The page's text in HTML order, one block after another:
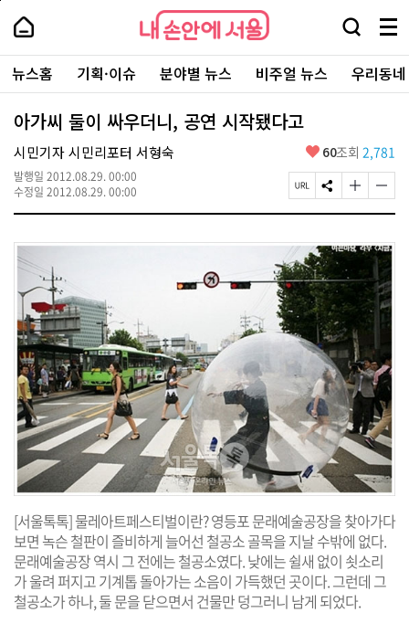
본
로
가
내
손
안
에
서
울
-
서
울
시
대
표
소
포
털
내
손
에
울
검
창
열
기
메
뉴
전
체
보
주
요
서
뉴스홈 기획·이슈 분야별 뉴스 비주얼 뉴스 우리동
아가씨 둘이 싸우더니, 공연 시작됐다고
시민기자 시민리포터 서형숙
발행일 2012.08.29. 00:00
수정일 2012.08.29. 00:00
좋
요
60조회 2,781
페
이
U
R
L
복
사
S
N
공
유
하
기
글
자
기
크
게
변
경
하
기
글
자
기
작
게
변
경
하
기
[서울톡톡] 물레아트페스티벌이란? 영등포 문래예술공장을 찾아가다
보면 녹슨 철판이 즐비하게 늘어선 철공소 골목을 지날 수밖에 없다.
문래예술공장 역시 그 전에는 철공소였다. 낮에는 쉴새 없이 쇳소리
가 울려 퍼지고 기계톱 돌아가는 소음이 가득했던 곳이다. 그런데 그
철공소가 하나, 둘 문을 닫으면서 건물만 덩그러니 남게 되었다.
페
상
단
로